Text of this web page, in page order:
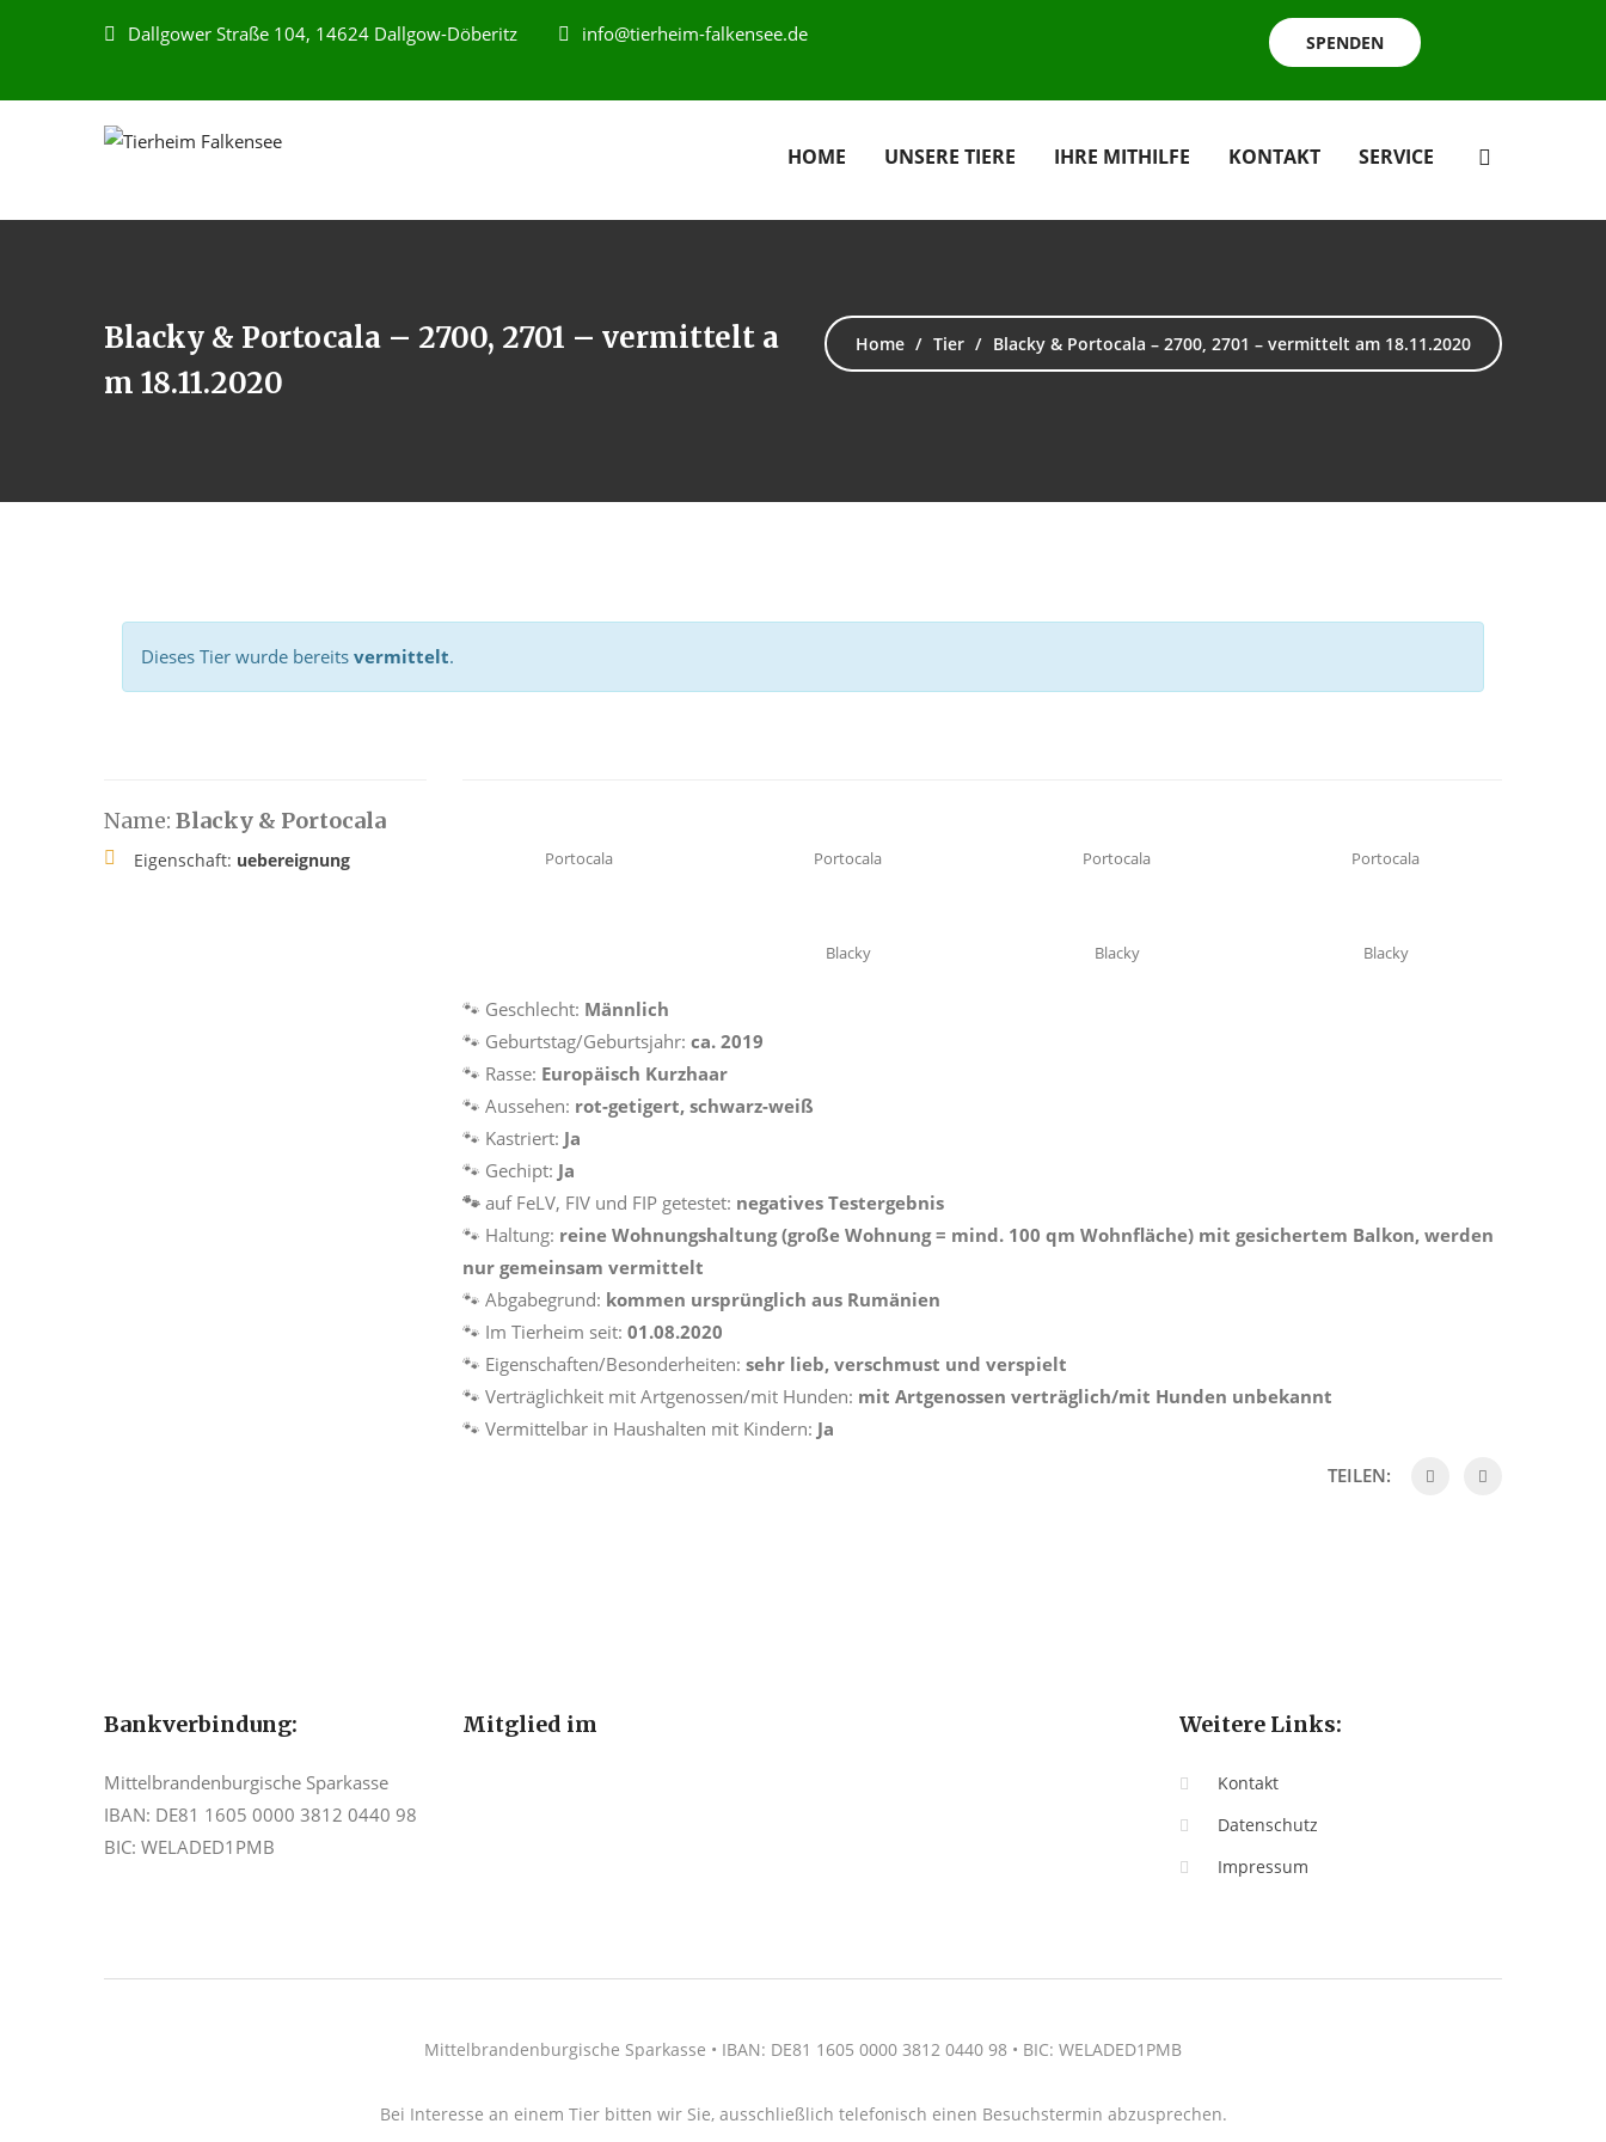
Dallgower Straße 104, 14624 Dallgow-Döberitz info@tierheim-falkensee.de SPENDEN
HOME UNSERE TIERE IHRE MITHILFE KONTAKT SERVICE
Blacky & Portocala – 2700, 2701 – vermittelt a
m 18.11.2020
Home Tier Blacky & Portocala – 2700, 2701 – vermittelt am 18.11.2020
Dieses Tier wurde bereits vermittelt.
Name: Blacky & Portocala
Eigenschaft: uebereignung Portocala Portocala Portocala Portocala
Blacky Blacky Blacky
🐾 Geschlecht: Männlich
🐾 Geburtstag/Geburtsjahr: ca. 2019
🐾 Rasse: Europäisch Kurzhaar
🐾 Aussehen: rot-getigert, schwarz-weiß
🐾 Kastriert: Ja
🐾 Gechipt: Ja
🐾 auf FeLV, FIV und FIP getestet: negatives Testergebnis
🐾 Haltung: reine Wohnungshaltung (große Wohnung = mind. 100 qm Wohnfläche) mit gesichertem Balkon, werden
nur gemeinsam vermittelt
🐾 Abgabegrund: kommen ursprünglich aus Rumänien
🐾 Im Tierheim seit: 01.08.2020
🐾 Eigenschaften/Besonderheiten: sehr lieb, verschmust und verspielt
🐾 Verträglichkeit mit Artgenossen/mit Hunden: mit Artgenossen verträglich/mit Hunden unbekannt
🐾 Vermittelbar in Haushalten mit Kindern: Ja
TEILEN:
Bankverbindung:
Mittelbrandenburgische Sparkasse
IBAN: DE81 1605 0000 3812 0440 98
BIC: WELADED1PMB
Mitglied im Weitere Links:
Kontakt
Datenschutz
Impressum
Mittelbrandenburgische Sparkasse • IBAN: DE81 1605 0000 3812 0440 98 • BIC: WELADED1PMB
Bei Interesse an einem Tier bitten wir Sie, ausschließlich telefonisch einen Besuchstermin abzusprechen.